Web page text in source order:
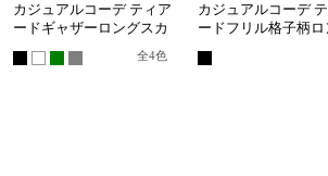
カジュアルコーデ ティア
ードギャザーロングスカ
全4色
カジュアルコーデ
ードフリル格子柄ロ